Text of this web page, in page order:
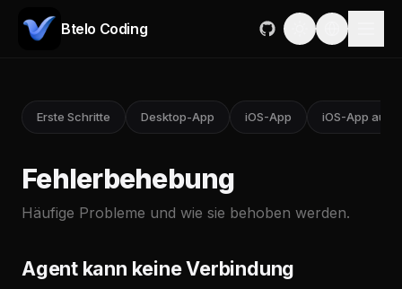
Btelo Coding
Erste Schritte Desktop-App iOS-App iOS-App auf
Fehlerbehebung
Häufige Probleme und wie sie behoben werden.
Agent kann keine Verbindung